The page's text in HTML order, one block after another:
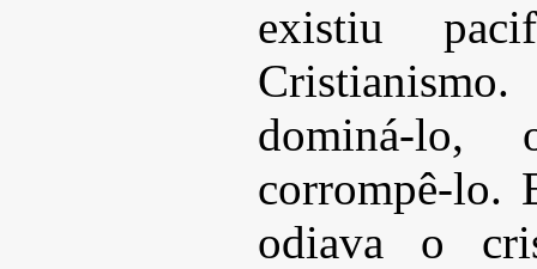
existiu
dominá-lo,
corrompê-lo.
odiava o